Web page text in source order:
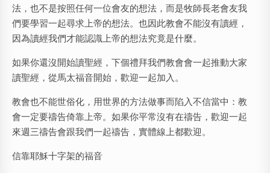
法，也不是按照任何一位會友的想法，而是牧師長老會友我
們要學習一起尋求上帝的想法。也因此教會不能沒有讀經，
因為讀經我們才能認識上帝的想法究竟是什麼。
如果你還沒開始讀聖經，下個禮拜我們教會會一起推動大家
讀聖經，從馬太福音開始，歡迎一起加入。
教會也不能世俗化，用世界的方法做事而陷入不信當中：教
會一定要禱告倚靠上帝。如果你平常沒有在禱告，歡迎一起
來週三禱告會跟我們一起禱告，實體線上都歡迎。
信靠耶穌十字架的福音